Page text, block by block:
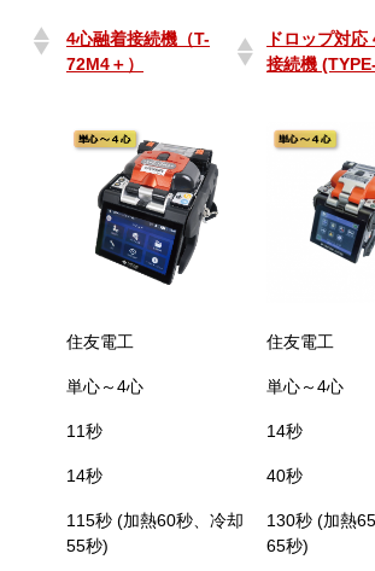
4心融着接続機（T-
72M4＋）
ドロップ対応
接続機
72M4＋）
接続機
住友電工 住友電工
単心～4心 単心～4心
11秒 14秒
14秒 40秒
115秒 (加熱60秒、冷却
55秒)
130秒 (加熱
65秒)